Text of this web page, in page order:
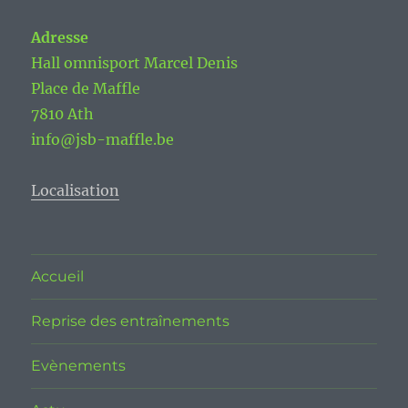
Adresse
Hall omnisport Marcel Denis
Place de Maffle
7810 Ath
info@jsb-maffle.be
Localisation
Accueil
Reprise des entraînements
Evènements